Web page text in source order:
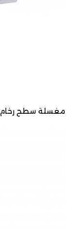
مغسلة سطح رخام 52*.100 سم